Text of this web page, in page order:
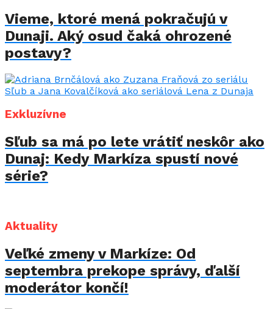
Vieme, ktoré mená pokračujú v
Dunaji. Aký osud čaká ohrozené
postavy?
Exkluzívne
Sľub sa má po lete vrátiť neskôr ako
Dunaj: Kedy Markíza spustí nové
série?
Aktuality
Veľké zmeny v Markíze: Od
septembra prekope správy, ďalší
moderátor končí!